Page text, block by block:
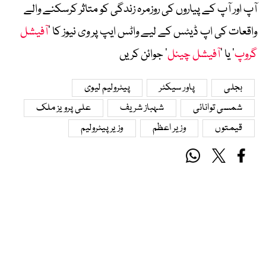
آپ اور آپ کے پیاروں کی روزمرہ زندگی کو متاثر کرسکنے والے
واقعات کی اپ ڈیٹس کے لیے واٹس ایپ پر وی نیوز کا ’آفیشل
گروپ‘ یا ’آفیشل چینل‘ جوائن کریں
بجلی پاور سیکٹر
پیٹرولیم لیوی
شمسی توانائی
شہباز شریف
علی پرویز ملک
قیمتوں
وزیر اعظم وزیر پیٹرولیم